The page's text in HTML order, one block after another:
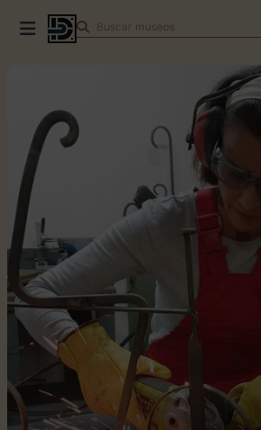
Buscar museos